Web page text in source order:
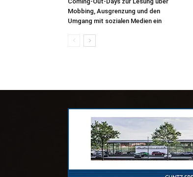
Mobbing, Ausgrenzung und den
Umgang mit sozialen Medien ein